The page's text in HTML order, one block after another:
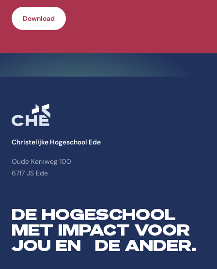
Download
Christelijke Hogeschool Ede
Oude Kerkweg 100
6717 JS Ede
DE HOGESCHOOL
MET IMPACT VOOR
JOU EN DE ANDER.